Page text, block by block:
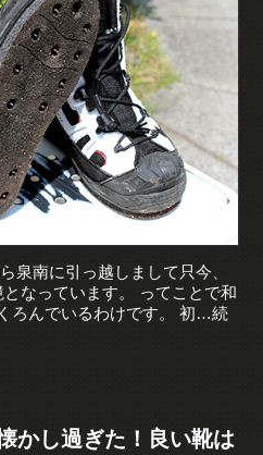
泉南に引っ越しまして只今、
なっています。 ってことで和
ろんでいるわけです。 初…続
かし過ぎた！良い靴は